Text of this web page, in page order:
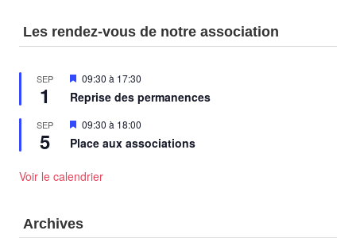
Les rendez-vous de notre association
SEP
1
Mis
avant
09:30 à 17:30
Reprise des permanences
SEP
5
Mis
avant
09:30 à 18:00
Place aux associations
Voir le calendrier
Archives